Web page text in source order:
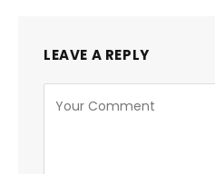
LEAVE A REPLY